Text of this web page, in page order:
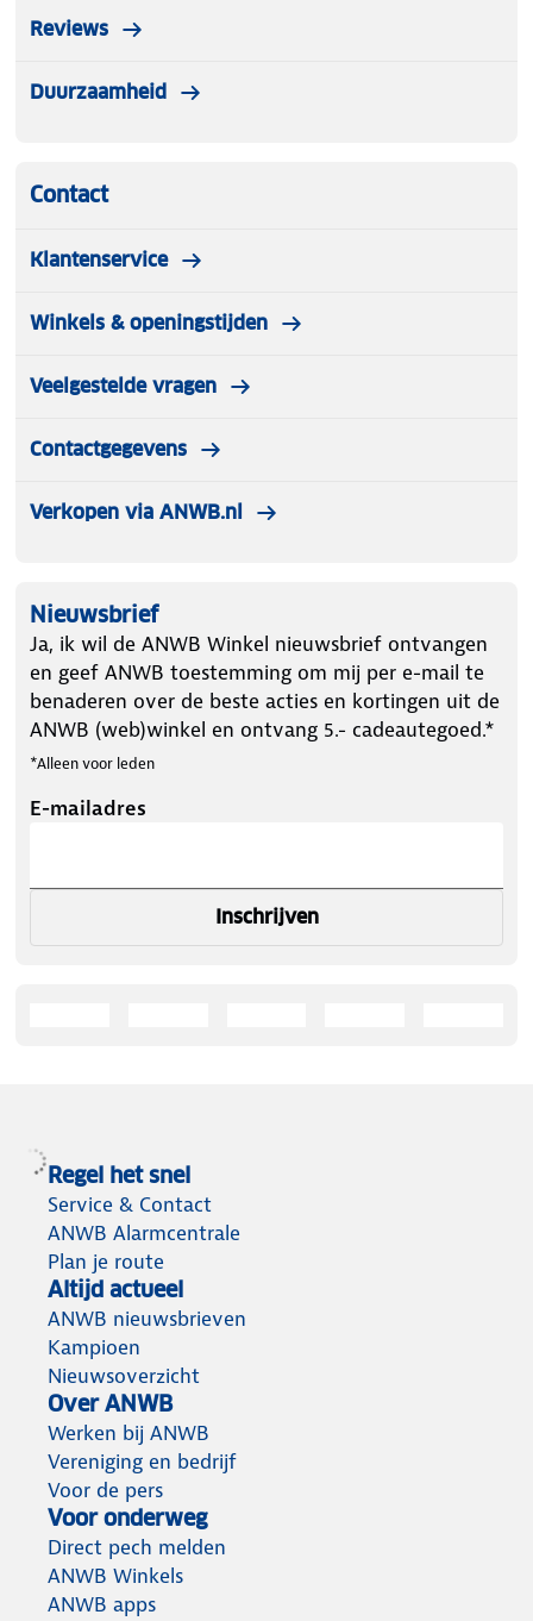
Reviews
Duurzaamheid
Contact
Klantenservice
Winkels & openingstijden
Veelgestelde vragen
Contactgegevens
Verkopen via ANWB.nl
Nieuwsbrief
Ja, ik wil de ANWB Winkel nieuwsbrief ontvangen
en geef ANWB toestemming om mij per e-mail te
benaderen over de beste acties en kortingen uit de
ANWB (web)winkel en ontvang 5.- cadeautegoed.*
*Alleen voor leden
E-mailadres
Inschrijven
Regel het snel
Service & Contact
ANWB Alarmcentrale
Plan je route
Altijd actueel
ANWB nieuwsbrieven
Kampioen
Nieuwsoverzicht
Over ANWB
Werken bij ANWB
Vereniging en bedrijf
Voor de pers
Voor onderweg
Direct pech melden
ANWB Winkels
ANWB apps